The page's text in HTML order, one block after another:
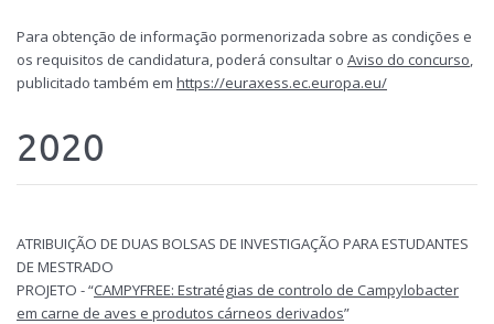
Para obtenção de informação pormenorizada sobre as condições e
os requisitos de candidatura, poderá consultar o Aviso do concurso,
publicitado também em https://euraxess.ec.europa.eu/
2020
ATRIBUIÇÃO DE DUAS BOLSAS DE INVESTIGAÇÃO PARA ESTUDANTES
DE MESTRADO
PROJETO - “CAMPYFREE: Estratégias de controlo de Campylobacter
em carne de aves e produtos cárneos derivados”